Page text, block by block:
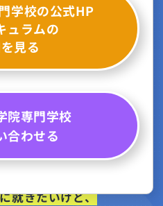
学校の公式HP
ュラムの
見る
院専門学校
合わせる
就きたいけど、